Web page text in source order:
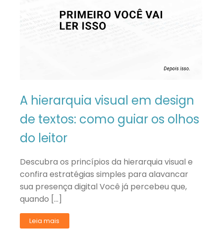
A hierarquia visual em design
de textos: como guiar os olhos
do leitor
Descubra os princípios da hierarquia visual e
confira estratégias simples para alavancar
sua presença digital Você já percebeu que,
quando […]
Leia mais